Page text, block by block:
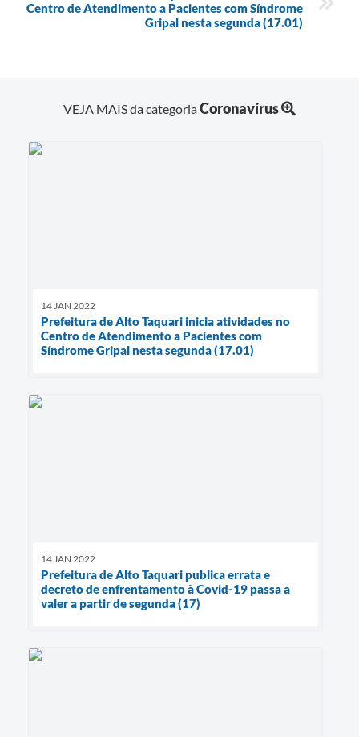
Centro de Atendimento a Pacientes com Síndrome
Gripal nesta segunda (17.01)
VEJA MAIS da categoriaCoronavírus
14 JAN 2022
Prefeitura de Alto Taquari inicia atividades no
Centro de Atendimento a Pacientes com
Síndrome Gripal nesta segunda (17.01)
14 JAN 2022
Prefeitura de Alto Taquari publica errata e
decreto de enfrentamento à Covid-19 passa a
valer a partir de segunda (17)